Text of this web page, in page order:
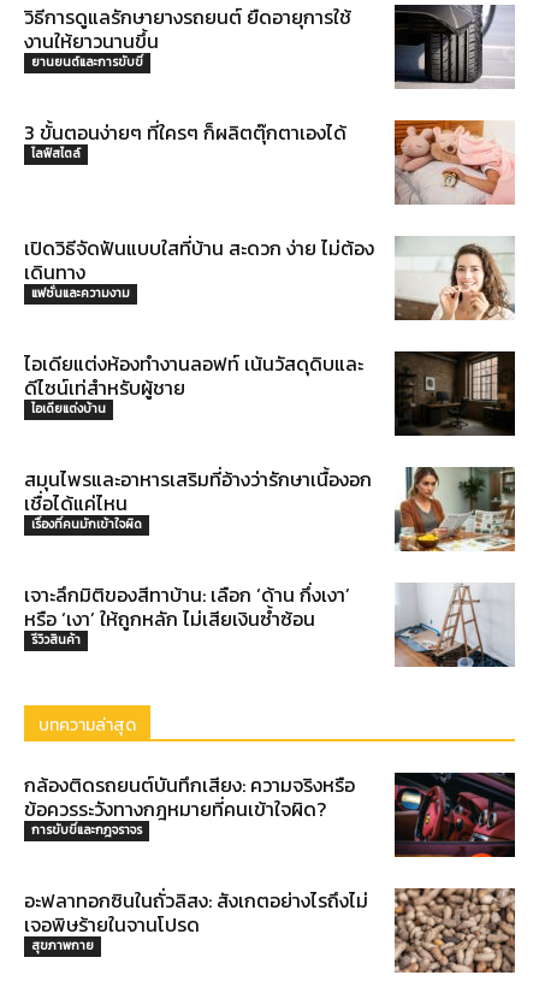
วิธีการดูแลรักษายางรถยนต์ ยืดอายุการใช้
งานให้ยาวนานขึ้น
ยานยนต์และการขับขี่
3 ขั้นตอนง่ายๆ ที่ใครๆ ก็ผลิตตุ๊กตาเองได้
ไลฟ์สไตล์
เปิดวิธีจัดฟันแบบใสที่บ้าน สะดวก ง่าย ไม่ต้อง
เดินทาง
แฟชั่นและความงาม
ไอเดียแต่งห้องทำงานลอฟท์ เน้นวัสดุดิบและ
ดีไซน์เท่สำหรับผู้ชาย
ไอเดียแต่งบ้าน
สมุนไพรและอาหารเสริมที่อ้างว่ารักษาเนื้องอก
เชื่อได้แค่ไหน
เรื่องที่คนมักเข้าใจผิด
เจาะลึกมิติของสีทาบ้าน: เลือก ‘ด้าน กึ่งเงา’
หรือ ‘เงา’ ให้ถูกหลัก ไม่เสียเงินซ้ำซ้อน
รีวิวสินค้า
บทความล่าสุด
กล้องติดรถยนต์บันทึกเสียง: ความจริงหรือ
ข้อควรระวังทางกฎหมายที่คนเข้าใจผิด?
การขับขี่และกฎจราจร
อะฟลาทอกซินในถั่วลิสง: สังเกตอย่างไรถึงไม่
เจอพิษร้ายในจานโปรด
สุขภาพกาย